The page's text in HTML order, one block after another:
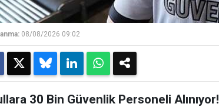
08/08/2026 09:02
30 Bin Güvenlik Personeli Alınıyor!